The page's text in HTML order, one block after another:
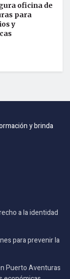
oficina de
para
y
y brinda
a la identidad
para prevenir la
Puerto Aventuras